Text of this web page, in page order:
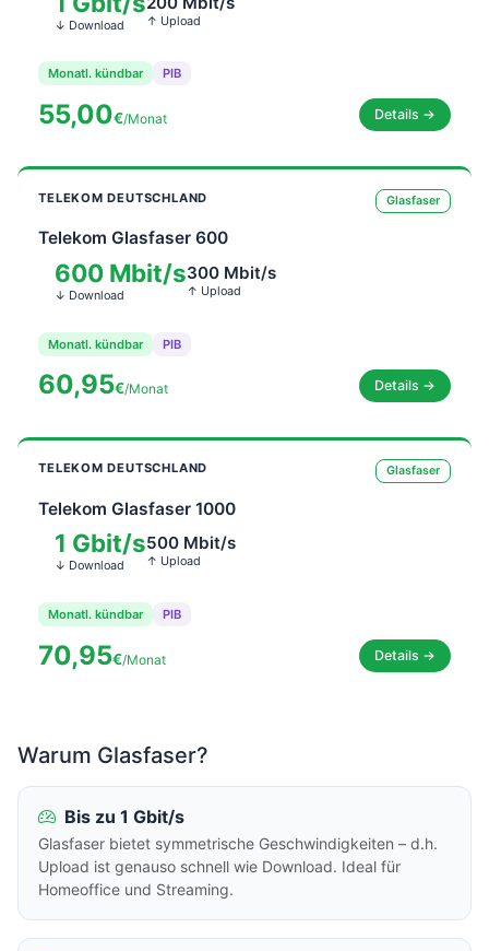
↓ Download ↑ Upload
Monatl. kündbar PIB
55,00€/Monat Details →
TELEKOM DEUTSCHLAND Glasfaser
Telekom Glasfaser 600
600 Mbit/s
↓ Download
300 Mbit/s
↑ Upload
Monatl. kündbar PIB
60,95€/Monat Details →
TELEKOM DEUTSCHLAND Glasfaser
Telekom Glasfaser 1000
1 Gbit/s
↓ Download
500 Mbit/s
↑ Upload
Monatl. kündbar PIB
70,95€/Monat Details →
Warum Glasfaser?
Bis zu 1 Gbit/s
Glasfaser bietet symmetrische Geschwindigkeiten – d.h.
Upload ist genauso schnell wie Download. Ideal für
Homeoffice und Streaming.